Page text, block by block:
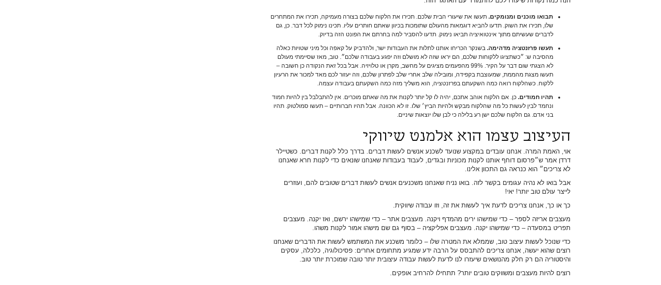
תבואו מוכנים ומנומקים. תעשו את שיעורי הבית שלכם. תכירו את הלקוח שלכם בצורה מעמיקה, תכירו את המתחרים
שלו, תכירו את השוק. תדעו להביא דוגמאות מהעולם שתומכות בכיוון שאתם חותרים עליו. תכינו נימוק לכל דבר. כן, גם
לדברים שעשיתם מתוך אינטואיציה תביאו נימוק. תדעו להסביר למה בחרתם את הפונט הזה בדיוק.
תעשו פרזנטציה מדהימה. בשנקר הכריחו אותנו לתלות את העבודות ישר, ולהדביק על קאפה וכל מיני שטויות כאלה
מהסיבה ש: ״כשתציגו ללקוחות שלכם, הם יראו שזה לא מושלם וזה יפגע בעבודה שלכם״. טוב, מאז שסיימתי מעולם
לא הצגתי שום דבר על הקיר. 99% מהפעמים מציגים על מחשב, מקרן או טלויזיה. אבל בכל זאת הנקודה כן חשובה –
תעשו מצגת מהממת, שמעוצבת בקפידה, ומובילה שלב אחרי שלב לפתרון שלכם, וזה יעזור לכם מאד למכור את הרעיון
ללקוח. כשהלקוח רואה כמה השקעתם בפרזנטציה, הוא משליך מזה כמה השקעתם בעבודה עצמה.
תהיו חמודים. כן. אם הלקוח אוהב אתכם, יהיה לו קל יותר לקנות את מה שאתם מוכרים. אין להתבלבל בין להיות חמוד
ונחמד לבין לעשות כל מה שהלקוח מבקש ולהיות הביץ׳ שלו. זו לא הכוונה. אבל תהיו חברותיים – תעשו סמולטוק. תהיו
בני אדם. גם הלקוח שלכם ישן רע בלילה כי לבן שלו יוצאות שיניים.
העיצוב עצמו הוא אלמנט שיווקי
אוי, האמת המרה. אנחנו עובדים במקצוע שנועד לשכנע אנשים לעשות דברים. בדרך כלל לקנות דברים. כשטיילר
דרדן אמר ש״פרסום דוחף אותנו לקנות מכוניות ובגדים, לעבוד בעבודות שאנחנו שונאים כדי לקנות חרא שאנחנו
לא צריכים״ הוא כנראה גם התכוון אלינו.
אבל בואו לא נהיה עגומים בקשר לזה. בואו נניח שאנחנו משכנעים אנשים לעשות דברים שטובים להם, ועוזרים
לייצר עולם טוב יותר! יאי!
כך או כך, אנחנו צריכים לדעת איך לעשות את זה, וזו עבודה שיווקית.
מעצבים אריזה לספר – כדי שמישהו ירים מהמדף ויקנה. מעצבים אתר – כדי שמישהו ירשם, ואז יקנה. מעצבים
תפריט במסעדה – כדי שמישהו יקנה. מעצבים אפליקציה – בסוף גם שם מישהו אמור לקנות משהו.
כדי שנוכל לעשות עיצוב טוב, שממלא את המטרה שלו – כלומר משכנע את המשתמש לעשות את הדברים שאנחנו
רוצים שהוא יעשה, אנחנו צריכים להתבסס על הרבה ידע שמגיע מתחומים אחרים: פסיכולוגיה, כלכלה, עסקים
והיסטוריה הם רק חלק מהנושאים שיעזרו לנו לדעת לעשות עבודה עיצובית יותר טובה שמוכרת יותר טוב.
רוצים להיות מעצבים ומשווקים טובים יותר? תתחילו להרחיב אופקים.